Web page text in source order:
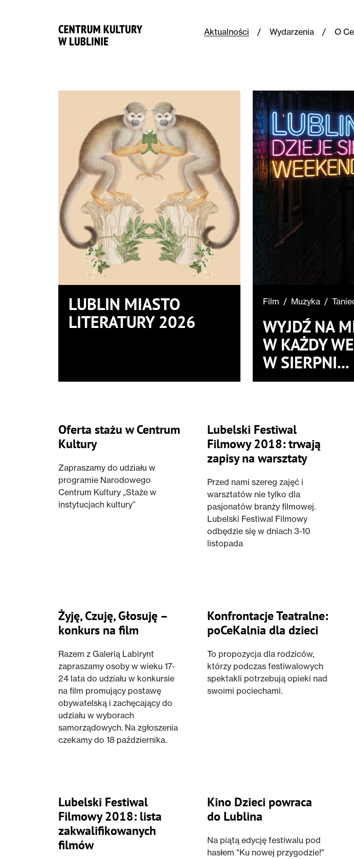
Aktualności Wydarzenia O
LUBLIN MIASTO
LITERATURY 2026
Film / Muzyka /
WYJDŹ NA
W KAŻDY
W SIERPNI...
Oferta stażu w Centrum
Kultury
Zapraszamy do udziału w
programie Narodowego
Centrum Kultury „Staże w
instytucjach kultury”
Lubelski Festiwal
Filmowy 2018: trwają
zapisy na warsztaty
Przed nami szereg zajęć i
warsztatów nie tylko dla
pasjonatów branży filmowej.
Lubelski Festiwal Filmowy
odbędzie się w dniach 3-10
listopada
Żyję, Czuję, Głosuję –
konkurs na film
Razem z Galerią Labirynt
zapraszamy osoby w wieku 17-
24 lata do udziału w konkursie
na film promujący postawę
obywatelską i zachęcający do
udziału w wyborach
samorządowych. Na zgłoszenia
czekamy do 18 października.
Konfrontacje Teatralne:
poCeKalnia dla dzieci
To propozycja dla rodziców,
którzy podczas festiwalowych
spektakli potrzebują opieki nad
swoimi pociechami.
Lubelski Festiwal
Filmowy 2018: lista
zakwalifikowanych
filmów
Kino Dzieci powraca
do Lublina
Na piątą edycję festiwalu pod
hasłem "Ku nowej przygodzie!"